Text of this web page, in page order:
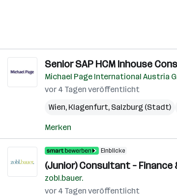
Senior SAP HCM Inhouse
Michael Page International Austria
vor 4 Tagen veröffentlicht
Wien, Klagenfurt, Salzburg (Stadt)
Merken
Einblicke
(Junior) Consultant – Finance
zobl.bauer.
vor 4 Tagen veröffentlicht